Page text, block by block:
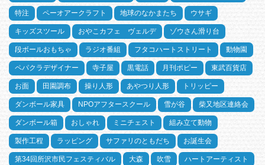
特注 ペーオアークラフト 地球のなかまたち ウサギ
キッズスツール おやこカフェ ヴェルデ ゾウさん滑り台
段ボールおもちゃ ラジオ番組 フタコハートストリート 動物園
ペパクラデザイナー 寺子屋 黒電話 月刊ポピー 東武百貨店
お面 田園調布 操り人形 あやつり人形 トリッピー
ダンボール家具 NPOアフタースクール 雪が谷 柴又地区連絡会
ダンボール箱 おしゃれ ミニチェスト 組み立て動物
製作工程 ラッピング サファリのともだち お誕生会
第34回所沢市民フェスティバル 大森 吹雪 ハートアーティスト